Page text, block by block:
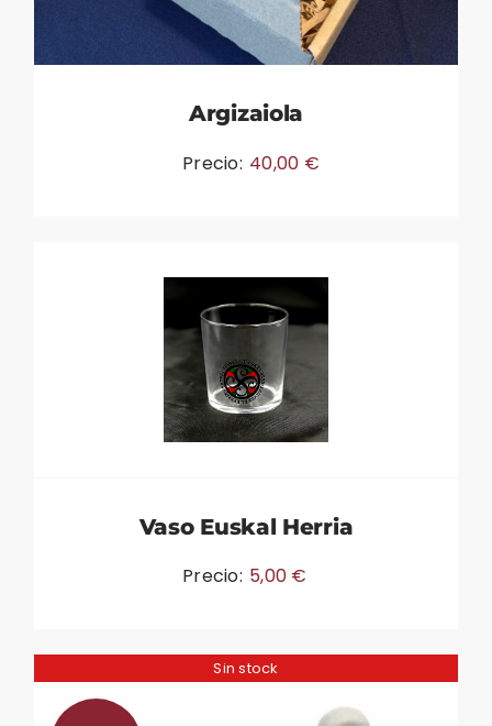
Argizaiola
Precio: 40,00 €
Vaso Euskal Herria
Precio: 5,00 €
Sin stock